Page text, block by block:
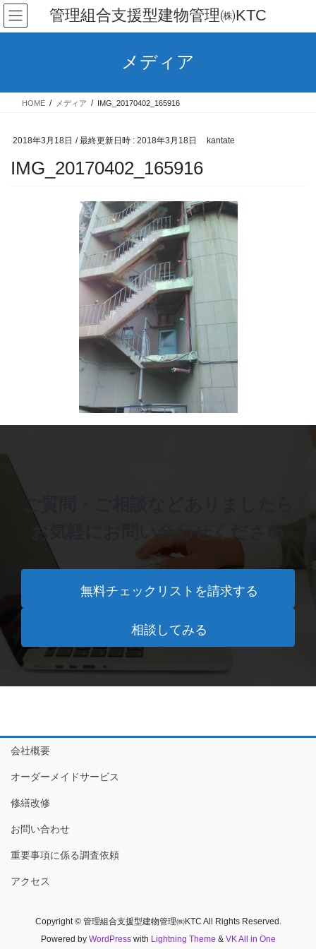
コ
ン
テ
ス
ナ
ビ
ゲ
ン
管理組合支援型建物管理㈱KTC
メディア
HOME メディア IMG_20170402_165916
2018年3月18日 / 最終更新日時 : 2018年3月18日 kantate
IMG_20170402_165916
ご質問・ご相談などありましたら
お気軽にお問い合わせください
無料チェックリストを請求する
相談してみる
会社概要
オーダーメイドサービス
修繕改修
お問い合わせ
重要事項に係る調査依頼
アクセス
Copyright © 管理組合支援型建物管理㈱KTC All Rights Reserved.
Powered by WordPresswith Lightning Theme & VK All in One